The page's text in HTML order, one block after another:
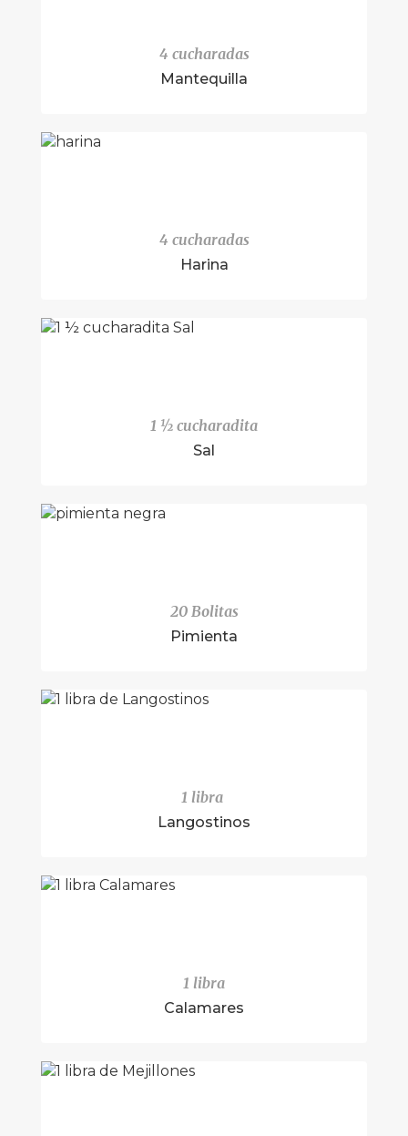
4 cucharadas
Mantequilla
4 cucharadas
Harina
1 ½ cucharadita
Sal
20 Bolitas
Pimienta
1 libra
Langostinos
1 libra
Calamares